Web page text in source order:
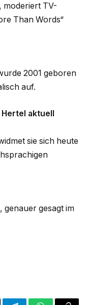
moderiert TV-
Than Words“
2001 geboren
auf.
aktuell
sie sich heute
genauer gesagt im